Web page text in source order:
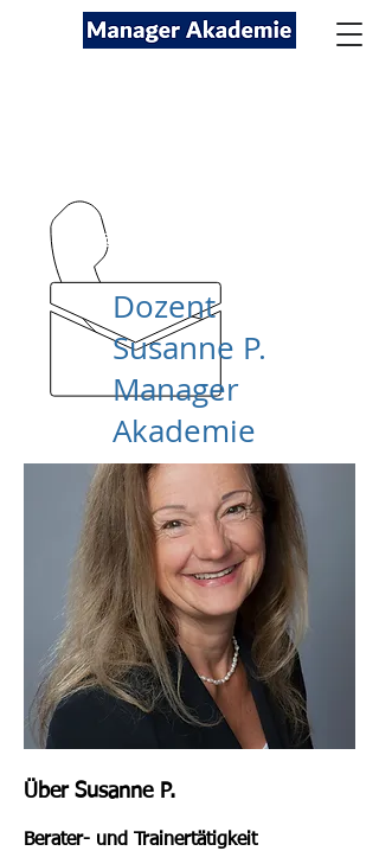
kontakt@managerakademie.com
Dozent
Susanne P.
Manager
Akademie
Über Susanne P.
Berater- und Trainertätigkeit